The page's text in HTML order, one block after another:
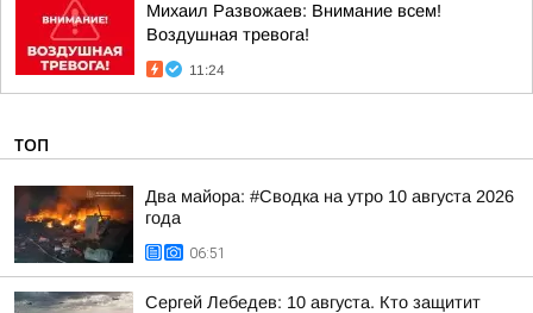
Михаил Развожаев: Внимание всем!
Воздушная тревога!
11:24
ТОП
Два майора: #Сводка на утро 10 августа 2026
года
06:51
Сергей Лебедев: 10 августа. Кто защитит